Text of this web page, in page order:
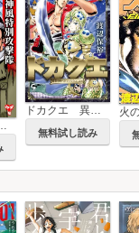
無料試し読み
火